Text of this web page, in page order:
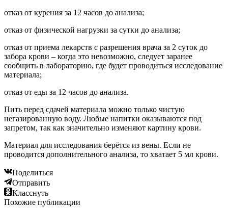
отказ от курения за 12 часов до анализа;
отказ от физической нагрузки за сутки до анализа;
отказ от приема лекарств с разрешения врача за 2 суток до
забора крови – когда это невозможно, следует заранее
сообщить в лабораторию, где будет проводиться исследование
материала;
отказ от еды за 12 часов до анализа.
Пить перед сдачей материала можно только чистую
негазированную воду. Любые напитки оказываются под
запретом, так как значительно изменяют картину крови.
Материал для исследования берётся из вены. Если не
проводится дополнительного анализа, то хватает 5 мл крови.
Поделиться
Отправить
Класснуть
Похожие публикации